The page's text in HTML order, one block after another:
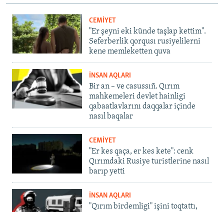
CEMİYET
"Er şeyni eki künde taşlap kettim".
Seferberlik qorqusı rusiyelilerni
kene memleketten quva
İNSAN AQLARI
Bir an – ve casussıñ. Qırım
mahkemeleri devlet hainligi
qabaatlavlarını daqqalar içinde
nasıl baqalar
CEMİYET
"Er kes qaça, er kes kete": cenk
Qırımdaki Rusiye turistlerine nasıl
barıp yetti
İNSAN AQLARI
"Qırım birdemligi" işini toqtattı,